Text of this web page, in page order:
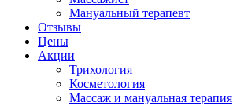
Мануальный терапевт
Отзывы
Цены
Акции
Трихология
Косметология
Массаж и мануальная терапия